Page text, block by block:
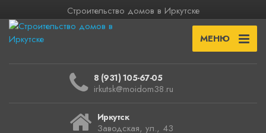
Строительство домов в Иркутске
МЕНЮ
8 (931) 105-67-05
irkutsk@moidom38.ru
Иркутск
Заводская, ул., 43